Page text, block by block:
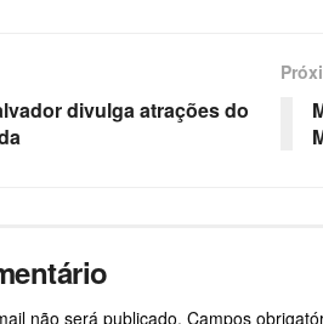
divulga atrações do
não será publicado. Campos